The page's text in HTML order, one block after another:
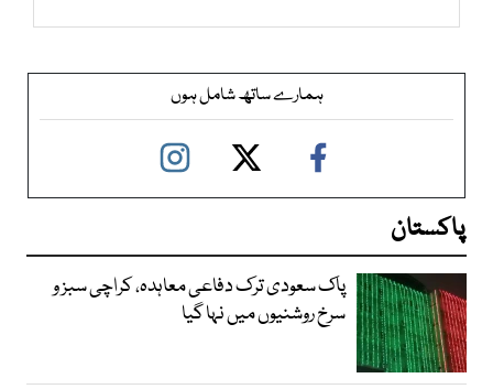
ہمارے ساتھ شامل ہوں
پاکستان
پاک سعودی ترک دفاعی معاہدہ، کراچی سبز و
سرخ روشنیوں میں نہا گیا